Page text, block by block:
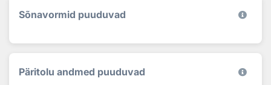
Sõnavormid puuduvad
Päritolu andmed puuduvad